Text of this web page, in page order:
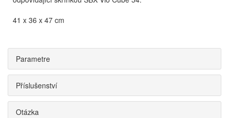
41 x 36 x 47 cm
Parametre
Příslušenství
Otázka